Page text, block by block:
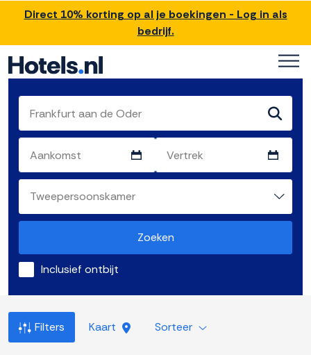
Direct 10% korting op al je boekingen - Log in als
bedrijf.
Zoeken
Inclusief ontbijt
Filters Kaart Sorteer